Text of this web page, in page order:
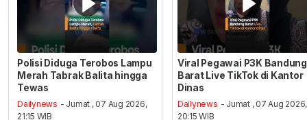
Polisi Diduga Terobos Lampu
Merah Tabrak Balita hingga
Tewas
Dailynews - Jumat , 07 Aug 2026,
21:15 WIB
Viral Pegawai P3K Bandung
Barat Live TikTok di Kantor
Dinas
Dailynews - Jumat , 07 Aug 2026,
20:15 WIB